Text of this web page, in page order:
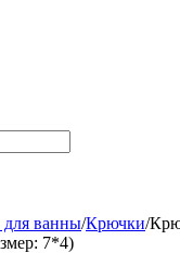
для ванны/Крючки/
7*4)